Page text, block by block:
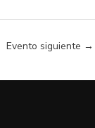
Evento siguiente →